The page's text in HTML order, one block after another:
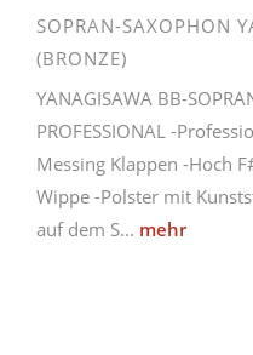
SOPRAN-SAXOPHON
(BRONZE)
YANAGISAWA BB-
PROFESSIONAL -
Messing Klappen -Hoch
Wippe -Polster mit
auf dem S... mehr